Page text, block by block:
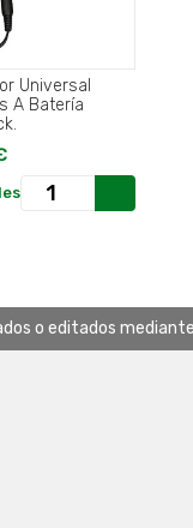
Universal
A Batería
o editados